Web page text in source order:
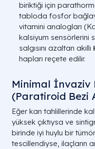
biriktiği için
tabloda fosfor
vitamini analogları (
kalsiyum sensörlerini
salgısını azaltan akıllı
hapları reçete edilir.
Minimal İnvaziv
(Paratiroid Bezi
Eğer kan tahlillerinde
yüksek çıktıysa ve
birinde iyi huylu bir
tescillendiyse, ilaçların